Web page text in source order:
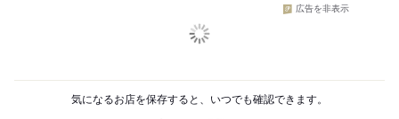
広告を非表示
気になるお店を保存すると、いつでも確認できます。